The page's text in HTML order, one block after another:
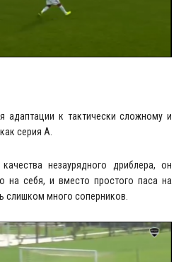
адаптации к тактически сложному и
серия А.
незаурядного дриблера, он
на себя, и вместо простого паса на
слишком много соперников.